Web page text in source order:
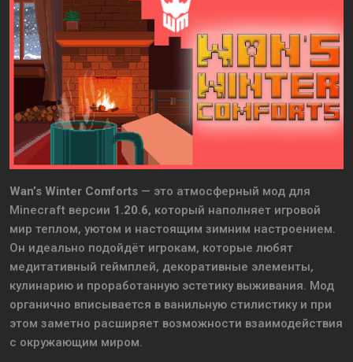
Wan’s Winter Comforts — это атмосферный мод для
Minecraft версии 1.20.6, который наполняет игровой
мир теплом, уютом и настоящим зимним настроением.
Он идеально подойдёт игрокам, которые любят
медитативный геймплей, декоративные элементы,
кулинарию и проработанную эстетику выживания. Мод
органично вписывается в ванильную стилистику и при
этом заметно расширяет возможности взаимодействия
с окружающим миром.